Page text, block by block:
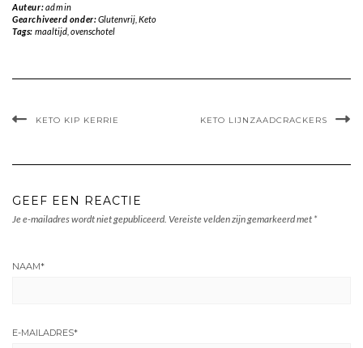
Auteur:admin
Gearchiveerd onder:Glutenvrij Keto
Tags: maaltijd, ovenschotel
KETO KIP KERRIE KETO LIJNZAADCRACKERS
GEEF EEN REACTIE
Je e-mailadres wordt niet gepubliceerd. Vereiste velden zijn gemarkeerd met *
NAAM*
E-MAILADRES*